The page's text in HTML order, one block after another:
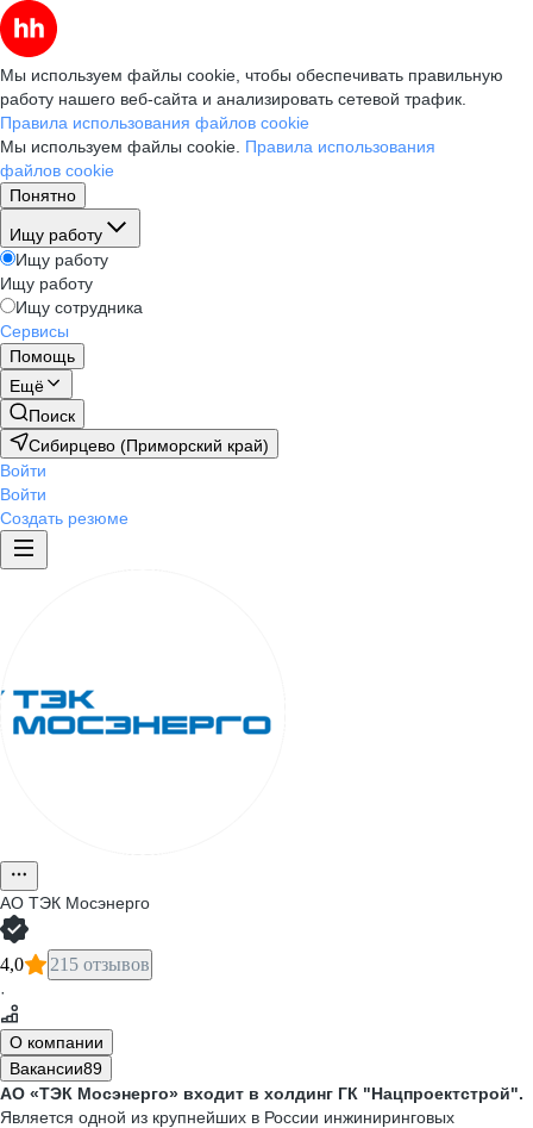
Мы используем файлы cookie, чтобы обеспечивать правильную
работу нашего веб-сайта и анализировать сетевой трафик.
Правила использования файлов cookie
Мы используем файлы cookie. Правила использования
файлов cookie
Понятно
Ищу работу
Ищу работу
Ищу работу
Ищу сотрудника
Сервисы
Помощь
Ещё
Поиск
Сибирцево (Приморский край)
Войти
Войти
Создать резюме
АО ТЭК Мосэнерго
4,0 215 отзывов
·
О компании
Вакансии89
АО «ТЭК Мосэнерго» входит в холдинг ГК "Нацпроектстрой".
Является одной из крупнейших в России инжиниринговых